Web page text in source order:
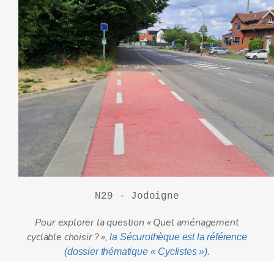
N29 - Jodoigne
Pour explorer la question « Quel aménagement
cyclable choisir ? »,la Sécurothèque est la référence
(dossier thématique « Cyclistes »).